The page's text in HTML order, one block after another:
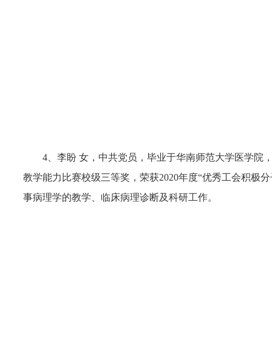
4、李盼 女，中共党员，毕业于华南师范大学医学院
教学能力比赛校级三等奖，荣获2020年度“优秀工会积极
事病理学的教学、临床病理诊断及科研工作。